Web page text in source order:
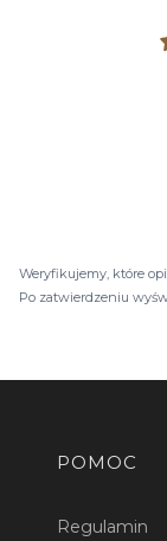
Weryfikujemy, które
Po zatwierdzeniu
Linki w
POMOC
Regulamin